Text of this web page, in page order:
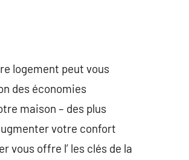
logement peut vous
des économies
maison – des plus
votre confort
vous offre l’ les clés de la